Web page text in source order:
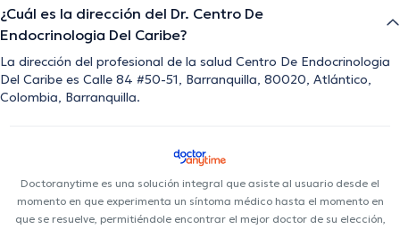
¿Cuál es la dirección del Dr. Centro De
Endocrinologia Del Caribe?
La dirección del profesional de la salud Centro De Endocrinologia
Del Caribe es Calle 84 #50-51, Barranquilla, 80020, Atlántico,
Colombia, Barranquilla.
Doctoranytime es una solución integral que asiste al usuario desde el
momento en que experimenta un síntoma médico hasta el momento en
que se resuelve, permitiéndole encontrar el mejor doctor de su elección,